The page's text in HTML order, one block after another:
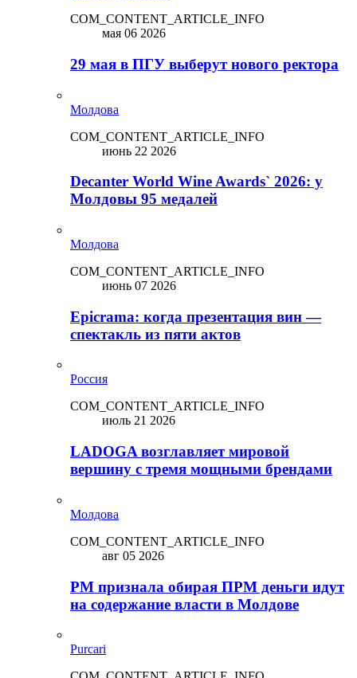
COM_CONTENT_ARTICLE_INFO
мая 06 2026
29 мая в ПГУ выберут нового ректора
Молдова
COM_CONTENT_ARTICLE_INFO
июнь 22 2026
Decanter World Wine Awards` 2026: у
Молдовы 95 медалей
Молдова
COM_CONTENT_ARTICLE_INFO
июнь 07 2026
Epicrama: когда презентация вин —
спектакль из пяти актов
Россия
COM_CONTENT_ARTICLE_INFO
июль 21 2026
LADOGA возглавляет мировой
вершину с тремя мощными брендами
Молдова
COM_CONTENT_ARTICLE_INFO
авг 05 2026
PM признала обирая ПРМ деньги идут
на содержание власти в Молдове
Purcari